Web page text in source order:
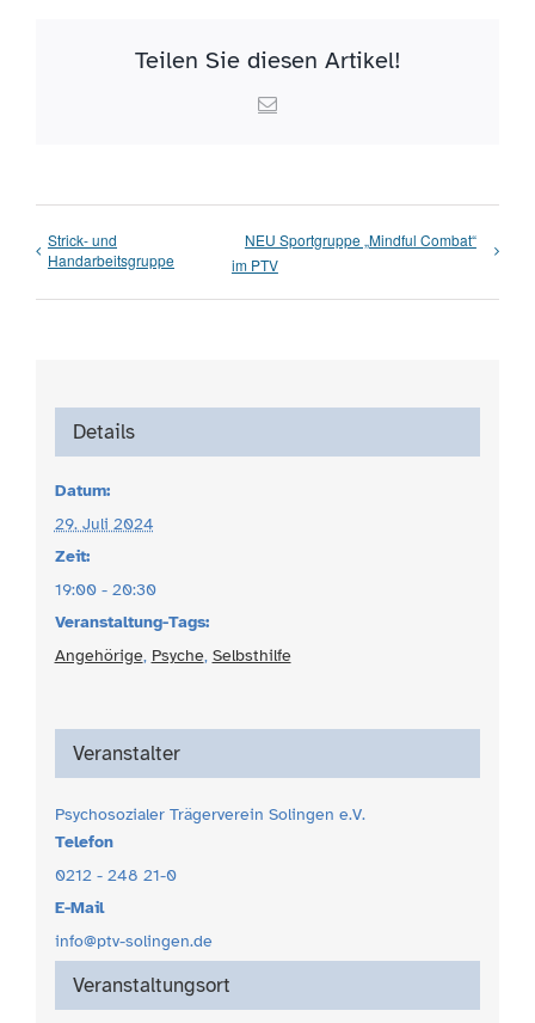
Teilen Sie diesen Artikel!
Email
Strick- und
Handarbeitsgruppe
NEU Sportgruppe „Mindful Combat“
im PTV
Details
Datum:
29. Juli 2024
Zeit:
19:00 - 20:30
Veranstaltung-Tags:
Angehörige, Psyche, Selbsthilfe
Veranstaltungsort
Veranstalter
Psychosozialer Trägerverein Solingen e.V.
Telefon
0212 - 248 21-0
E-Mail
info@ptv-solingen.de